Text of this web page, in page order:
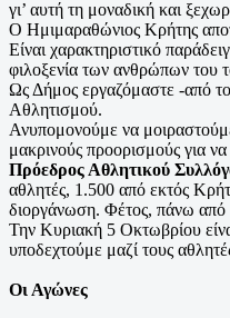
γι’ αυτή τη μοναδική και
Ο Ημιμαραθώνιος Κρήτης
Είναι χαρακτηριστικό
φιλοξενία των ανθρώπων του
Ως Δήμος εργαζόμαστε -από το
Αθλητισμού.
Ανυπομονούμε να
μακρινούς προορισμούς για
Πρόεδρος Αθλητικού
αθλητές, 1.500 από εκτός
διοργάνωση. Φέτος, πάνω από
Την Κυριακή 5 Οκτωβρίου
υποδεχτούμε μαζί τους
Οι Αγώνες